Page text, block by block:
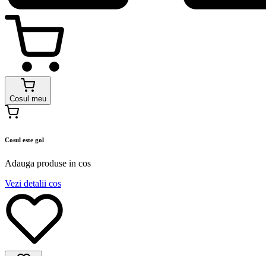
Cosul meu
Cosul este gol
Adauga produse in cos
Vezi detalii cos